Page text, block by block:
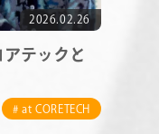
2026.02.26
テックと
# at CORETECH